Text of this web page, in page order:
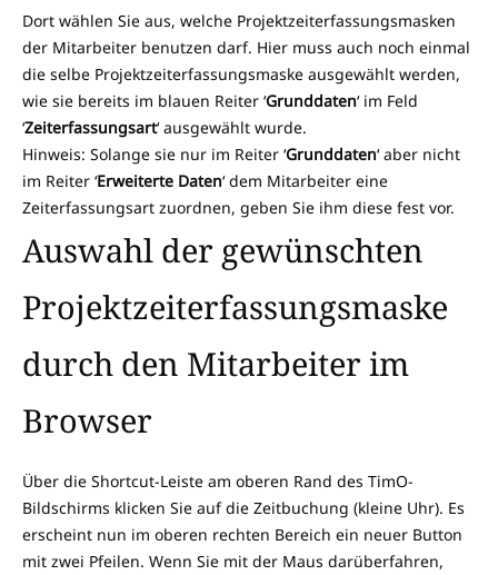
Dort wählen Sie aus, welche Projektzeiterfassungsmasken
der Mitarbeiter benutzen darf. Hier muss auch noch einmal
die selbe Projektzeiterfassungsmaske ausgewählt werden,
wie sie bereits im blauen Reiter ‘Grunddaten‘ im Feld
‘Zeiterfassungsart‘ ausgewählt wurde.
Hinweis: Solange sie nur im Reiter ‘Grunddaten‘ aber nicht
im Reiter ‘Erweiterte Daten‘ dem Mitarbeiter eine
Zeiterfassungsart zuordnen, geben Sie ihm diese fest vor.
Auswahl der gewünschten
Projektzeiterfassungsmaske
durch den Mitarbeiter im
Browser
Über die Shortcut-Leiste am oberen Rand des TimO-
Bildschirms klicken Sie auf die Zeitbuchung (kleine Uhr). Es
erscheint nun im oberen rechten Bereich ein neuer Button
mit zwei Pfeilen. Wenn Sie mit der Maus darüberfahren,